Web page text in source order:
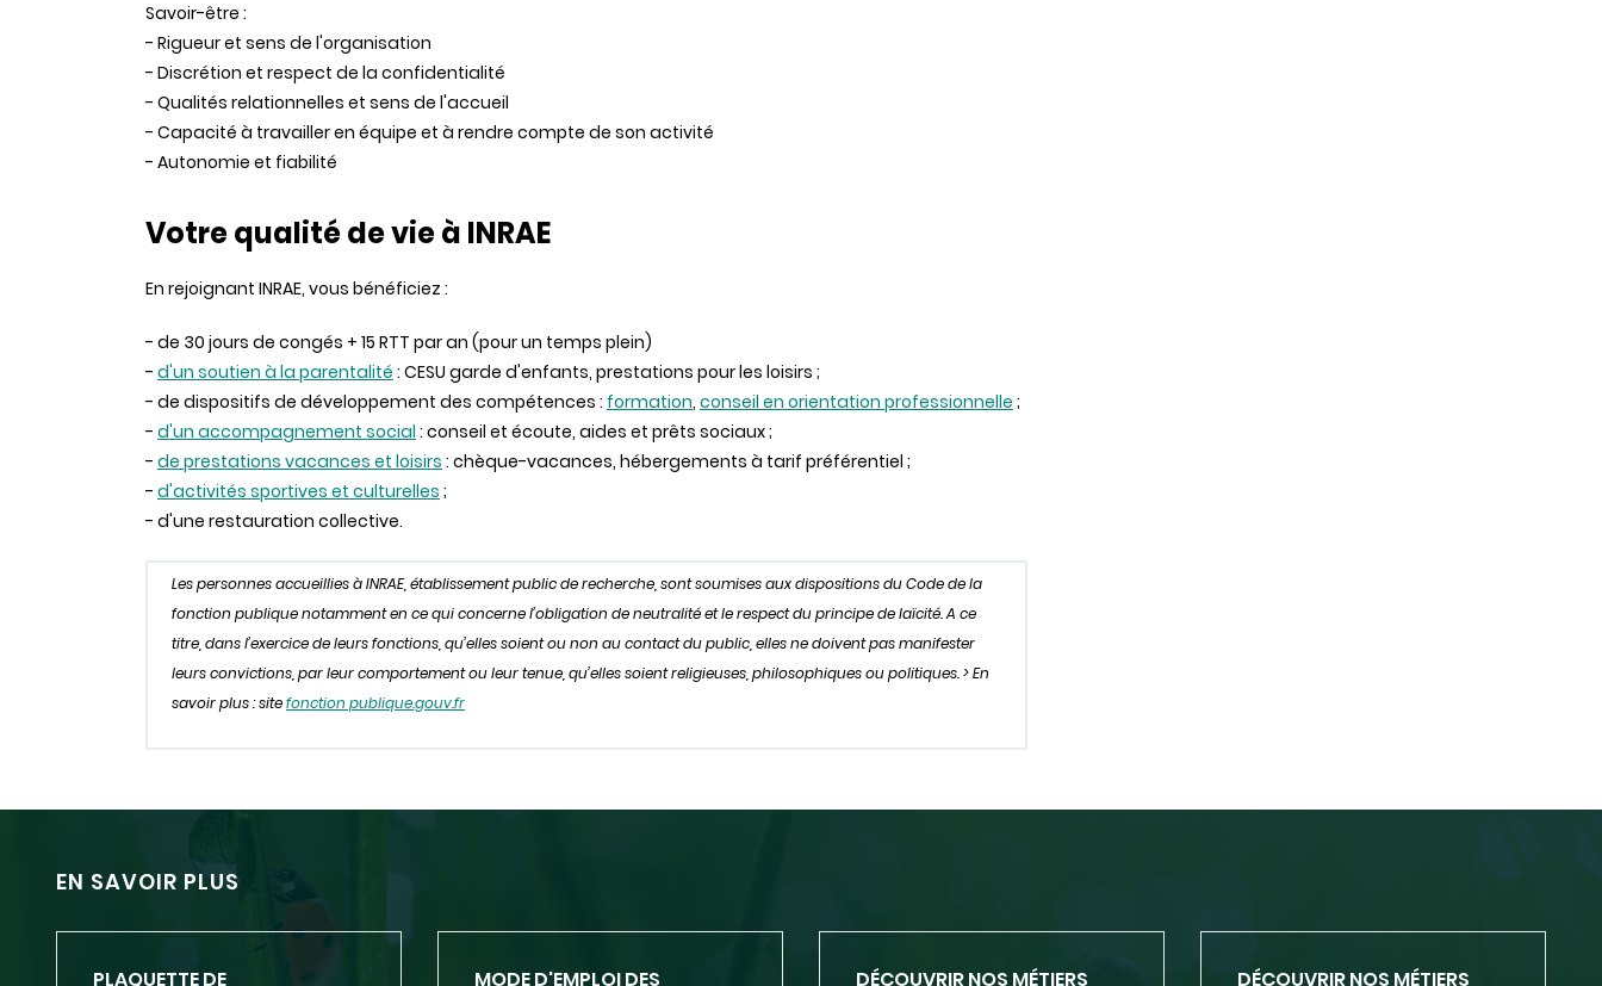
Savoir-être :
- Rigueur et sens de l'organisation
- Discrétion et respect de la confidentialité
- Qualités relationnelles et sens de l'accueil
- Capacité à travailler en équipe et à rendre compte de son activité
- Autonomie et fiabilité
Votre qualité de vie à INRAE
En rejoignant INRAE, vous bénéficiez :
- de 30 jours de congés + 15 RTT par an (pour un temps plein)
- d'un soutien à la parentalité : CESU garde d'enfants, prestations pour les loisirs ;
- de dispositifs de développement des compétences : formation, conseil en orientation professionnelle ;
- d'un accompagnement social : conseil et écoute, aides et prêts sociaux ;
- de prestations vacances et loisirs : chèque-vacances, hébergements à tarif préférentiel ;
- d'activités sportives et culturelles ;
- d'une restauration collective.
Les personnes accueillies à INRAE, établissement public de recherche, sont soumises aux dispositions du Code de la
fonction publique notamment en ce qui concerne l’obligation de neutralité et le respect du principe de laïcité. A ce
titre, dans l’exercice de leurs fonctions, qu’elles soient ou non au contact du public, elles ne doivent pas manifester
leurs convictions, par leur comportement ou leur tenue, qu’elles soient religieuses, philosophiques ou politiques. > En
savoir plus : sitefonction publique.gouv.fr
EN SAVOIR PLUS
PLAQUETTE DE MODE D'EMPLOI DES DÉCOUVRIR NOS MÉTIERS DÉCOUVRIR NOS MÉTIERS